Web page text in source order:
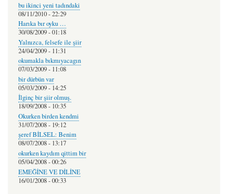
bu ikinci yeni tadındaki
08/11/2010 - 22:29
Harıka bır oyku …
30/08/2009 - 01:18
Yalnızca, felsefe ile şiir
24/04/2009 - 11:31
okumakla bıkmıyacagın
07/03/2009 - 11:08
bir dürbün var
05/03/2009 - 14:25
İlginç bir şiir olmuş.
18/09/2008 - 10:35
Okurken birden kendmi
31/07/2008 - 19:12
şeref BİLSEL: Benim
08/07/2008 - 13:17
okurken kaydım qittim bir
05/04/2008 - 00:26
EMEĞİNE VE DİLİNE
16/01/2008 - 00:33